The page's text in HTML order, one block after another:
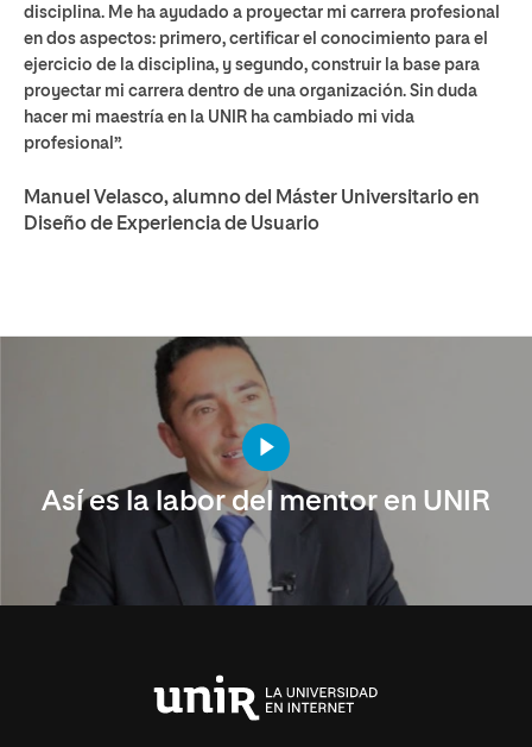
disciplina. Me ha ayudado a proyectar mi carrera profesional
en dos aspectos: primero, certificar el conocimiento para el
ejercicio de la disciplina, y segundo, construir la base para
proyectar mi carrera dentro de una organización. Sin duda
hacer mi maestría en la UNIR ha cambiado mi vida
profesional”.
Manuel Velasco, alumno del Máster Universitario en
Diseño de Experiencia de Usuario
Así es la labor del mentor en UNIR